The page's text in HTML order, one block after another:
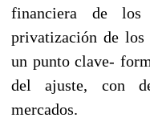
financiera de
privatización de los
un punto clave-
del ajuste, con
mercados.